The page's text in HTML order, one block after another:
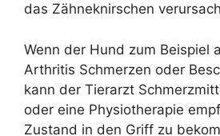
das Zähneknirschen
Wenn der Hund zum Beispiel
Arthritis Schmerzen oder
kann der Tierarzt
oder eine Physiotherapie
Zustand in den Griff zu